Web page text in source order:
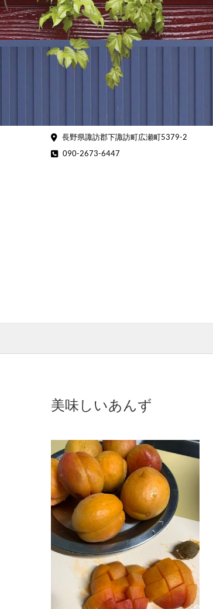
Skip
to
content
長野県諏訪郡下諏訪町広瀬町5379-2
090-2673-6447
美味しいあんず